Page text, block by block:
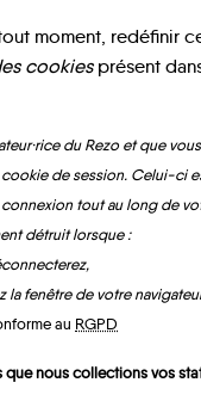
CONTACTEZ-NOUS !
À LA
moment, redéfinir
cookiesprésent
du Rezo et que
de session. Celui-ci
tout au long de
détruit lorsque :
la fenêtre de votre
au RGPD
que nous collections vos